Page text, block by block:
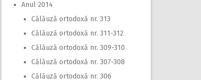
Anul 2014
Călăuză ortodoxă nr. 313
Călăuză ortodoxă nr. 311-312
Călăuză ortodoxă nr. 309-310
Călăuză ortodoxă nr. 307-308
Călăuză ortodoxă nr. 306